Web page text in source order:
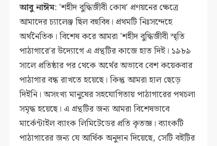
আবু নাঈম: 'শহীদ বুদ্ধিজীবী কোষ' প্রণয়নের ক্ষেত্রে
আমাদের চ্যালেঞ্জ ছিল বহুবিধ। প্রথমটি নিঃসন্দেহে
অর্থনৈতিক। বিশেষ করে আমরা 'শহীদ বুদ্ধিজীবী স্মৃতি
পাঠাগারে'র উদ্যোগে এ গ্রন্থটির কাজে হাত দিই। ১৯৮৯
সালে প্রতিষ্ঠার পর থেকে অর্থের অভাবে বেশ কয়েকবার
পাঠাগার বন্ধ রাখতে হয়েছে। কিন্তু আমরা হাল ছেড়ে
দিইনি। অসংখ্য মানুষের সহযোগিতায় পাঠাগারের পথচলা
সমৃদ্ধ হয়েছে। এ গ্রন্থটির জন্য আমরা বিশেষভাবে
মার্কেন্টাইল ব্যাংক লিমিটেডের প্রতি কৃতজ্ঞ। ব্যাংকটি
পাঠাগারের জন্য যে আর্থিক অনুদান দিয়েছে, সেটি বইটির